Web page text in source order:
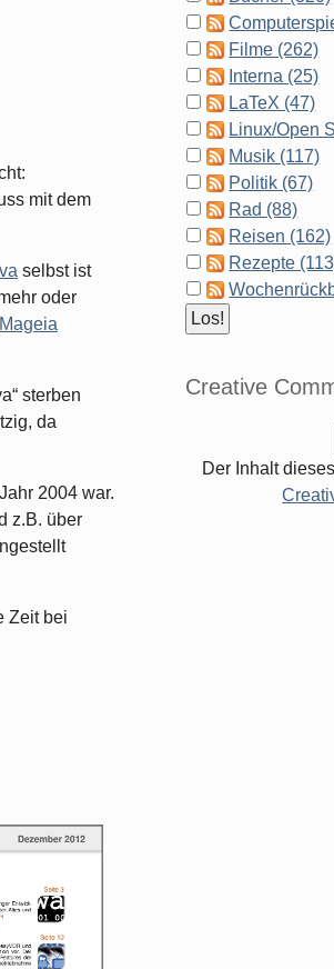
mit dem
selbst ist
oder
Mageia
sterben
da
2004 war.
z.B. über
Zeit bei
Filme (262)
Interna (25)
LaTeX (47)
Linux/Open
Musik (117)
Politik (67)
Rad (88)
Reisen (162)
Rezepte
Creative
Der Inhalt